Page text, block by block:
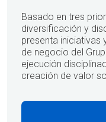
Basado en tres
diversificación y
presenta iniciativas
de negocio del
ejecución
creación de valor